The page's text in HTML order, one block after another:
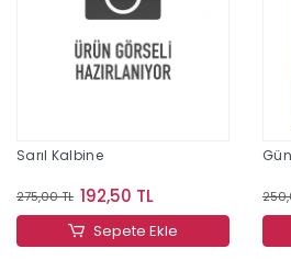
Sarıl Kalbine
275,00 TL 192,50 TL
Sepete Ekle